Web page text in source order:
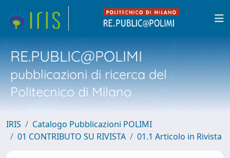
RE.PUBLIC@POLIMI
pubblicazioni di ricerca del
Politecnico di Milano
IRIS
Catalogo Pubblicazioni POLIMI
01 CONTRIBUTO SU RIVISTA
01.1 Articolo in Rivista